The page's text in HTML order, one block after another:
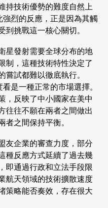
持技術優勢的難度自然上
烈的反應，正是因為其觸
到挑戰這一核心關切。
星發射需要全球分布的地
制，這種技術特性決定了
嘗試都難以徹底執行。
是一種正常的市場選擇。
，反映了中小國家在美中
往往不願在兩者之間做出
者之間保持平衡。
友企業的審查力度，部分
種反應方式延續了過去幾
即通過行政和立法手段限
航天領域的技術擴散速度
策略能否奏效，存在很大